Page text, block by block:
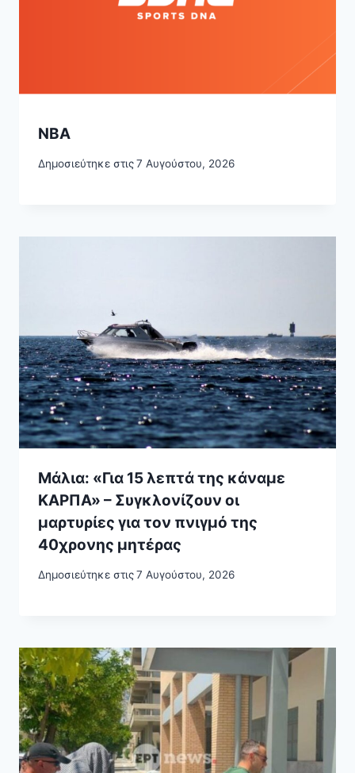
NBA
Δημοσιεύτηκε στις7 Αυγούστου, 2026
Μάλια: «Για 15 λεπτά της κάναμε
ΚΑΡΠΑ» – Συγκλονίζουν οι
μαρτυρίες για τον πνιγμό της
40χρονης μητέρας
Δημοσιεύτηκε στις7 Αυγούστου, 2026